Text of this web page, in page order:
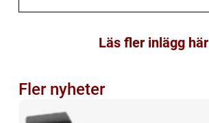
Läs fler inlägg här
Fler nyheter